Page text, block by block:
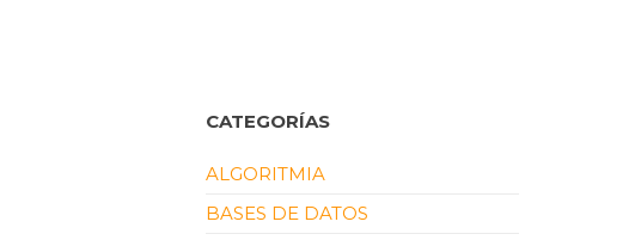
CATEGORÍAS
ALGORITMIA
BASES DE DATOS